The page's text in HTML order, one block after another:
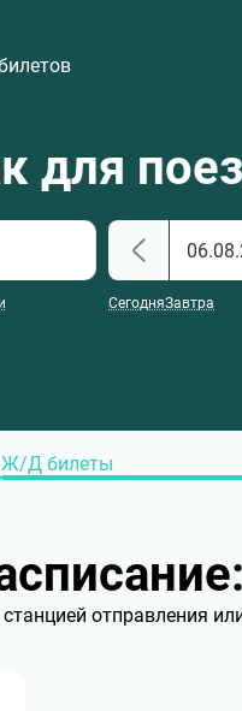
для
СегодняЗавтра
Ж/Д билеты
отправления